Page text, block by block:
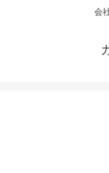
会